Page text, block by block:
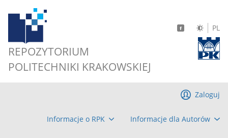
REPOZYTORIUM
POLITECHNIKI KRAKOWSKIEJ
PL
Informacje o RPK Informacje dla Autorów
Zaloguj